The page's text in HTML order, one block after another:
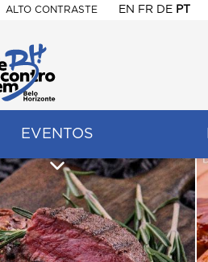
ALTO CONTRASTE EN FR DE PT
EVENTOS